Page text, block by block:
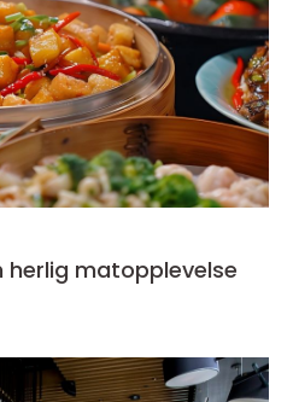
herlig matopplevelse